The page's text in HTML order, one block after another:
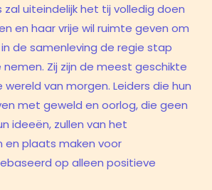
zal uiteindelijk het tij volledig doen
en haar vrije wil ruimte geven om
de samenleving de regie stap
Zij zijn de meest geschikte
van morgen. Leiders die hun
met geweld en oorlog, die geen
ideeën, zullen van het
en plaats maken voor
op alleen positieve